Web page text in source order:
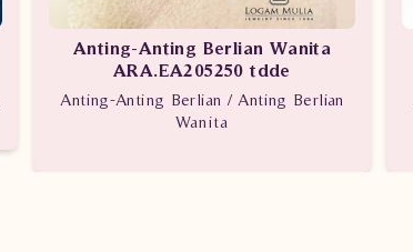
Anting-Anting Berlian Wanita
ARA.EA205250 tdde
Anting-Anting Berlian / Anting Berlian
Wanita